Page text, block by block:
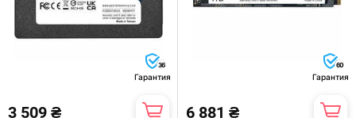
36
Гарантия
3 509 ₴
60
Гарантия
6 881 ₴